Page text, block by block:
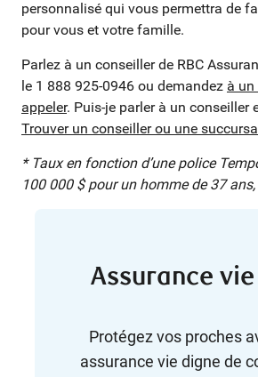
personnalisé qui vous permettra de
pour vous et votre famille.
Parlez à un conseiller de RBC
le 1 888 925-0946 ou demandez à
appeler. Puis-je parler à un conseiller
Trouver un conseiller ou une
* Taux en fonction d’une police
100 000 $ pour un homme de 37
Assurance vie
Protégez vos proches
assurance vie digne de